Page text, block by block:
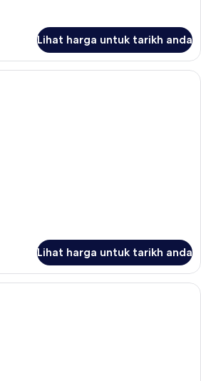
Lihat harga untuk tarikh anda
Design Room | Peti besi dalam bilik,
Lihat harga untuk tarikh anda
Family Suite | Peti besi dalam bilik,